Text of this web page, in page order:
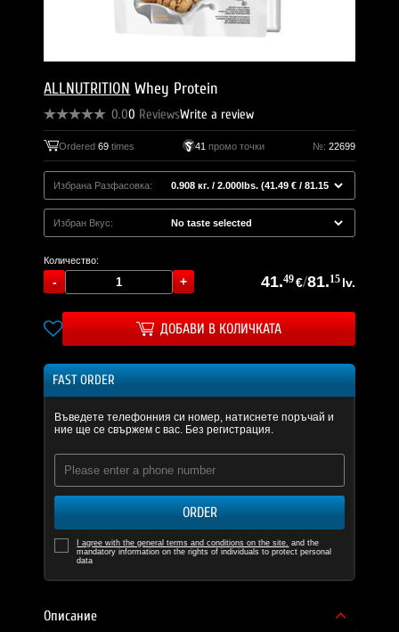
ALLNUTRITION Whey Protein
0.00 ReviewsWrite a review
Ordered69 times 41 промо точки №: 22699
Избрана Разфасовка:
Избран Вкус:
Количество:
41.49€/81.15 lv.
ДОБАВИ В КОЛИЧКАТА
FAST ORDER
Въведете телефонния си номер, натиснете поръчай и
ние ще се свържем с вас. Без регистрация.
ORDER
I agree with the general terms and conditions on the site. and the
mandatory information on the rights of individuals to protect personal
data
Описание